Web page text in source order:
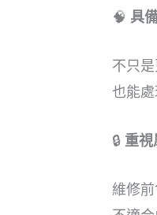
🧠 具
不只是
也能
🔒 重視
維修